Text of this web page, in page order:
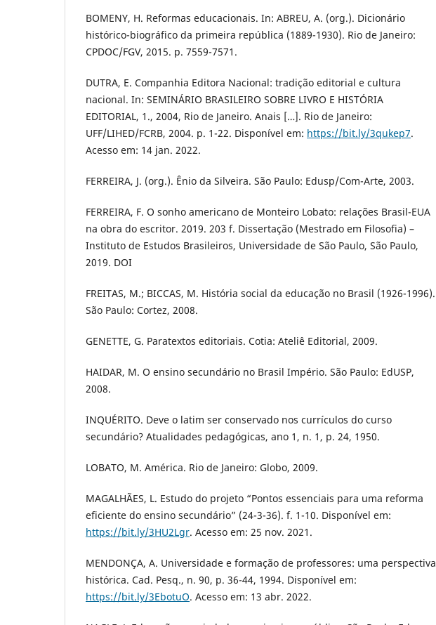
BOMENY, H. Reformas educacionais. In: ABREU, A. (org.). Dicionário
histórico-biográfico da primeira república (1889-1930). Rio de Janeiro:
CPDOC/FGV, 2015. p. 7559-7571.
DUTRA, E. Companhia Editora Nacional: tradição editorial e cultura
nacional. In: SEMINÁRIO BRASILEIRO SOBRE LIVRO E HISTÓRIA
EDITORIAL, 1., 2004, Rio de Janeiro. Anais […]. Rio de Janeiro:
UFF/LIHED/FCRB, 2004. p. 1-22. Disponível em: https://bit.ly/3qukep7.
Acesso em: 14 jan. 2022.
FERREIRA, J. (org.). Ênio da Silveira. São Paulo: Edusp/Com-Arte, 2003.
FERREIRA, F. O sonho americano de Monteiro Lobato: relações Brasil-EUA
na obra do escritor. 2019. 203 f. Dissertação (Mestrado em Filosofia) –
Instituto de Estudos Brasileiros, Universidade de São Paulo, São Paulo,
2019. DOI
FREITAS, M.; BICCAS, M. História social da educação no Brasil (1926-1996).
São Paulo: Cortez, 2008.
GENETTE, G. Paratextos editoriais. Cotia: Ateliê Editorial, 2009.
HAIDAR, M. O ensino secundário no Brasil Império. São Paulo: EdUSP,
2008.
INQUÉRITO. Deve o latim ser conservado nos currículos do curso
secundário? Atualidades pedagógicas, ano 1, n. 1, p. 24, 1950.
LOBATO, M. América. Rio de Janeiro: Globo, 2009.
MAGALHÃES, L. Estudo do projeto “Pontos essenciais para uma reforma
eficiente do ensino secundário” (24-3-36). f. 1-10. Disponível em:
https://bit.ly/3HU2Lgr. Acesso em: 25 nov. 2021.
MENDONÇA, A. Universidade e formação de professores: uma perspectiva
histórica. Cad. Pesq., n. 90, p. 36-44, 1994. Disponível em:
https://bit.ly/3EbotuO. Acesso em: 13 abr. 2022.